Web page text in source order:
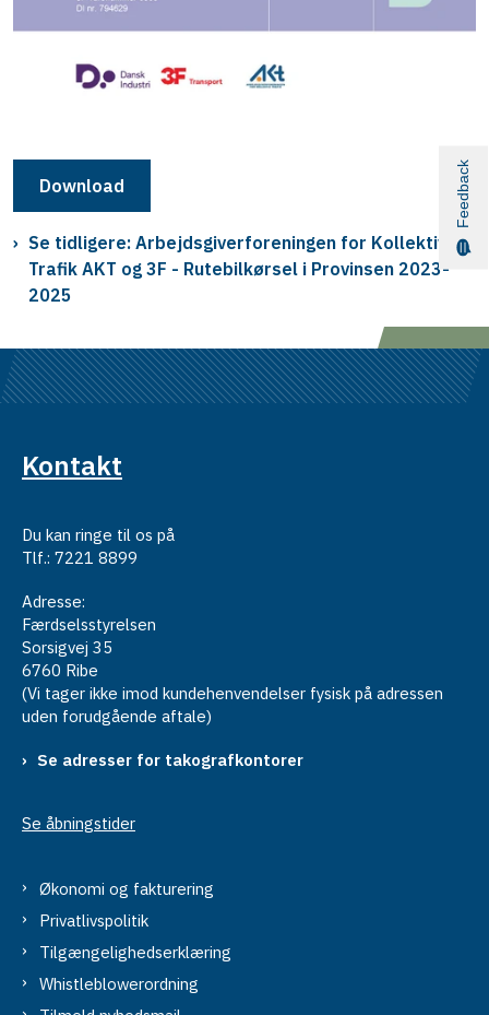
Download
Se tidligere: Arbejdsgiverforeningen for Kollektiv
Trafik AKT og 3F - Rutebilkørsel i Provinsen 2023-
2025
Kontakt
Du kan ringe til os på
Tlf.: 7221 8899
Adresse:
Færdselsstyrelsen
Sorsigvej 35
6760 Ribe
(Vi tager ikke imod kundehenvendelser fysisk på adressen
uden forudgående aftale)
Se adresser for takografkontorer
Se åbningstider
Økonomi og fakturering
Privatlivspolitik
Tilgængelighedserklæring
Whistleblowerordning
Feedback